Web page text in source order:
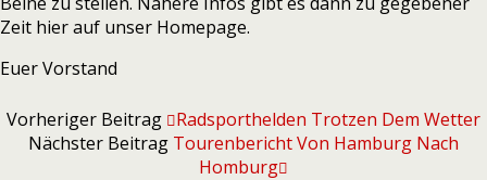
Zeit hier auf unser Homepage.
Euer Vorstand
Vorheriger Beitrag
Radsporthelden Trotzen Dem Wetter
Nächster Beitrag Tourenbericht Von Hamburg Nach
Homburg